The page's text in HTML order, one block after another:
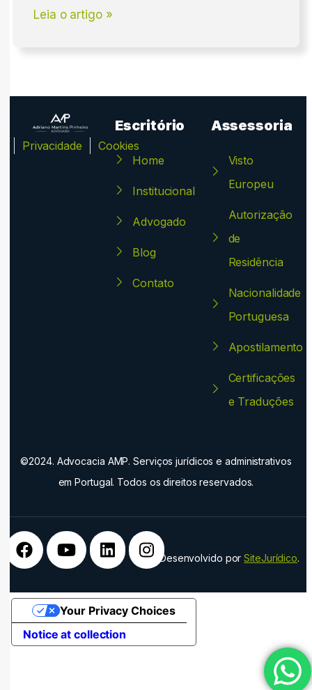
Leia o artigo »
Privacidade Cookies
Escritório
Home
Institucional
Advogado
Blog
Contato
Assessoria
Visto
Europeu
Autorização
de
Residência
Nacionalidade
Portuguesa
Apostilamento
Certificações
e Traduções
©2024. Advocacia AMP. Serviços jurídicos e administrativos
em Portugal. Todos os direitos reservados.
Desenvolvido porSiteJurídico.
Notice at collection
Your Privacy Choices